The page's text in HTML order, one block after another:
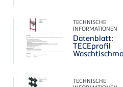
TECHNISCHE
INFORMATIONEN
Datenblatt:
TECEprofil
TECHNISCHE